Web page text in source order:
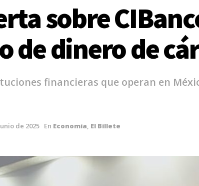
sobre
de dinero de
financieras que operan en
de 2025 En Economía, El Billete